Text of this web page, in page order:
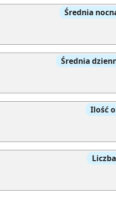
Średnia
Średnia
Ilość